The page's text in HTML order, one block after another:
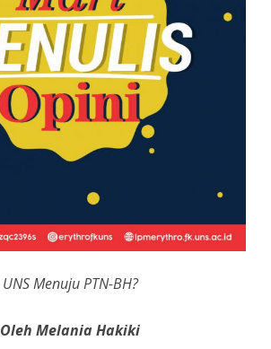
UNS Menuju PTN-BH?
Oleh Melania Hakiki